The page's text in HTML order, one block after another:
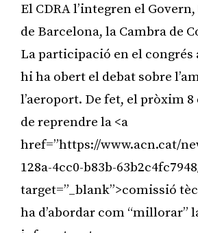
El CDRA l’integren el
de Barcelona, la Cambra de
La participació en el
hi ha obert el debat sobre
l’aeroport. De fet, el pròxim 8
de reprendre la <a
href=”https://www.acn.cat/
128a-4cc0-b83b-
target=”_blank”>comissió
ha d’abordar com “millorar”